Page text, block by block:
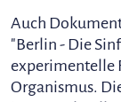
Auch
"Berlin - Die
experimentelle
Organismus.